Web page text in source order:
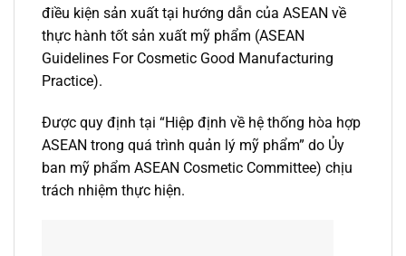
điều kiện sản xuất tại hướng dẫn của ASEAN về
thực hành tốt sản xuất mỹ phẩm (ASEAN
Guidelines For Cosmetic Good Manufacturing
Practice).
Được quy định tại “Hiệp định về hệ thống hòa hợp
ASEAN trong quá trình quản lý mỹ phẩm” do Ủy
ban mỹ phẩm ASEAN Cosmetic Committee) chịu
trách nhiệm thực hiện.